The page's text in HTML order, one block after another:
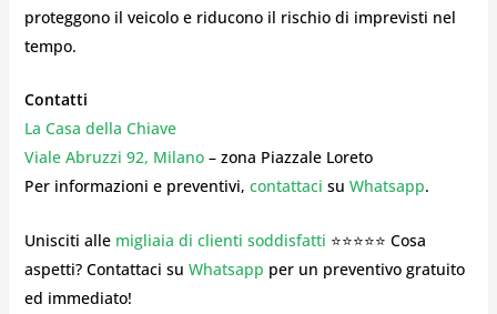
proteggono il veicolo e riducono il rischio di imprevisti nel
tempo.
Contatti
La Casa della Chiave
Viale Abruzzi 92, Milano– zona Piazzale Loreto
Per informazioni e preventivi, contattaci su Whatsapp.
Unisciti alle migliaia di clienti soddisfatti ⭐⭐⭐⭐⭐ Cosa
aspetti? Contattaci su Whatsapp per un preventivo gratuito
ed immediato!